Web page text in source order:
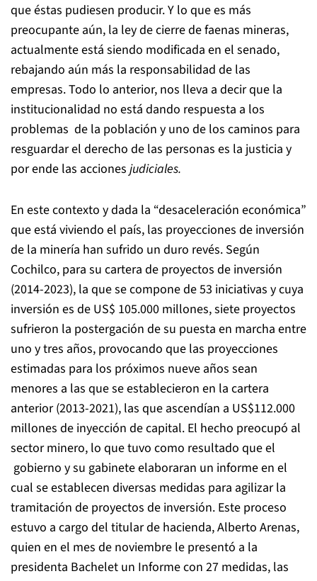
que éstas pudiesen producir. Y lo que es más
preocupante aún, la ley de cierre de faenas mineras,
actualmente está siendo modificada en el senado,
rebajando aún más la responsabilidad de las
empresas. Todo lo anterior, nos lleva a decir que la
institucionalidad no está dando respuesta a los
problemas de la población y uno de los caminos para
resguardar el derecho de las personas es la justicia y
por ende las acciones judiciales.
En este contexto y dada la “desaceleración económica”
que está viviendo el país, las proyecciones de inversión
de la minería han sufrido un duro revés. Según
Cochilco, para su cartera de proyectos de inversión
(2014-2023), la que se compone de 53 iniciativas y cuya
inversión es de US$ 105.000 millones, siete proyectos
sufrieron la postergación de su puesta en marcha entre
uno y tres años, provocando que las proyecciones
estimadas para los próximos nueve años sean
menores a las que se establecieron en la cartera
anterior (2013-2021), las que ascendían a US$112.000
millones de inyección de capital. El hecho preocupó al
sector minero, lo que tuvo como resultado que el
gobierno y su gabinete elaboraran un informe en el
cual se establecen diversas medidas para agilizar la
tramitación de proyectos de inversión. Este proceso
estuvo a cargo del titular de hacienda, Alberto Arenas,
quien en el mes de noviembre le presentó a la
presidenta Bachelet un Informe con 27 medidas, las